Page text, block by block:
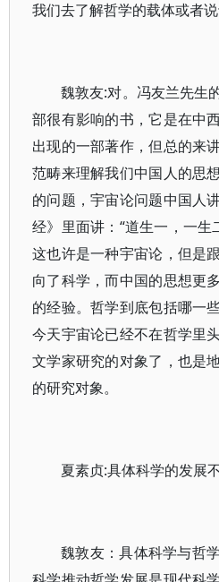
我们去了解哲学的载体或者
魏敦友:对。冯友兰先生
部很有影响的书，它是在中
出现的一部著作，但总的来
范畴来理解我们中国人的思
的问题，宇宙论问题中国人
经》里面讲：“道生一，一生
这也许是一种宇宙论，但是
向了科学，而中国的思想更
的经验。哲学到底包括哪一
今天宇宙论已经不在哲学里
文学家研究的对象了，也是
的研究对象。
夏素贞:具体科学的发展
魏敦友：具体科学与哲